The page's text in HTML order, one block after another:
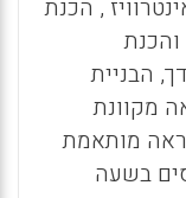
, הכנת
והכנת
הבניית
מקוונת
מותאמת
בשעה